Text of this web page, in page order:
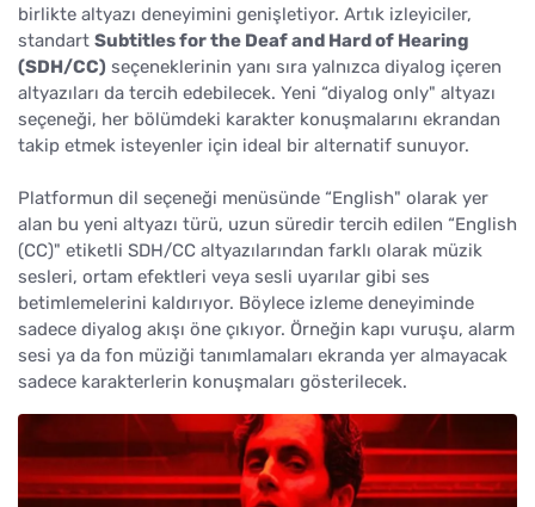
birlikte altyazı deneyimini genişletiyor. Artık izleyiciler,
standart Subtitles for the Deaf and Hard of Hearing
(SDH/CC) seçeneklerinin yanı sıra yalnızca diyalog içeren
altyazıları da tercih edebilecek. Yeni “diyalog only" altyazı
seçeneği, her bölümdeki karakter konuşmalarını ekrandan
takip etmek isteyenler için ideal bir alternatif sunuyor.
Platformun dil seçeneği menüsünde “English" olarak yer
alan bu yeni altyazı türü, uzun süredir tercih edilen “English
(CC)" etiketli SDH/CC altyazılarından farklı olarak müzik
sesleri, ortam efektleri veya sesli uyarılar gibi ses
betimlemelerini kaldırıyor. Böylece izleme deneyiminde
sadece diyalog akışı öne çıkıyor. Örneğin kapı vuruşu, alarm
sesi ya da fon müziği tanımlamaları ekranda yer almayacak
sadece karakterlerin konuşmaları gösterilecek.